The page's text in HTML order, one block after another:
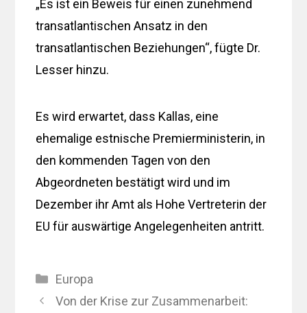
„Es ist ein Beweis für einen zunehmend
transatlantischen Ansatz in den
transatlantischen Beziehungen“, fügte Dr.
Lesser hinzu.
Es wird erwartet, dass Kallas, eine
ehemalige estnische Premierministerin, in
den kommenden Tagen von den
Abgeordneten bestätigt wird und im
Dezember ihr Amt als Hohe Vertreterin der
EU für auswärtige Angelegenheiten antritt.
Kategorien
Europa
Von der Krise zur Zusammenarbeit: